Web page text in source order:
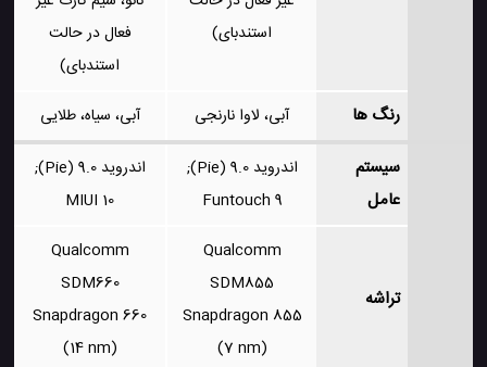
استندبای)
فعال در حالت
استندبای)
رنگ ها آبی، لاوا نارنجی آبی، سیاه، طلایی
سیستم
عامل
اندروید 9.0 (Pie);
Funtouch 9
اندروید 9.0 (Pie);
MIUI 10
تراشه
Qualcomm
SDM855
Snapdragon 855
(7 nm)
Qualcomm
SDM660
Snapdragon 660
(14 nm)